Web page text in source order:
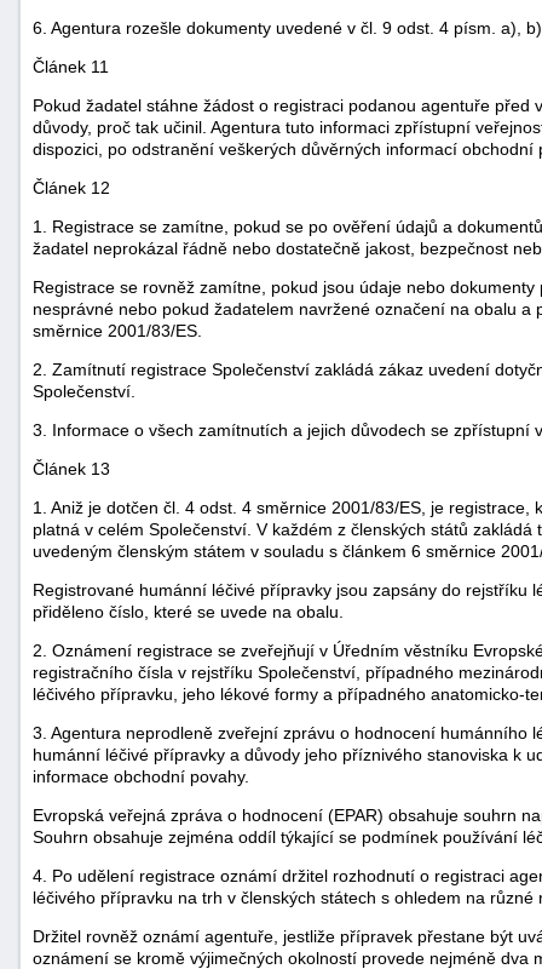
6. Agentura rozešle dokumenty uvedené v čl. 9 odst. 4 písm. a),
Článek 11
Pokud žadatel stáhne žádost o registraci podanou agentuře
důvody, proč tak učinil. Agentura tuto informaci zpřístupní
dispozici, po odstranění veškerých důvěrných informací obchodní
Článek 12
1. Registrace se zamítne, pokud se po ověření údajů a
žadatel neprokázal řádně nebo dostatečně jakost, bezpečnost
Registrace se rovněž zamítne, pokud jsou údaje nebo
nesprávné nebo pokud žadatelem navržené označení na obalu
směrnice 2001/83/ES.
2. Zamítnutí registrace Společenství zakládá zákaz uvedení
Společenství.
3. Informace o všech zamítnutích a jejich důvodech se zpřístupní
Článek 13
1. Aniž je dotčen čl. 4 odst. 4 směrnice 2001/83/ES, je
platná v celém Společenství. V každém z členských států
uvedeným členským státem v souladu s článkem 6 směrnice
Registrované humánní léčivé přípravky jsou zapsány do rejstříku
přiděleno číslo, které se uvede na obalu.
2. Oznámení registrace se zveřejňují v Úředním věstníku
registračního čísla v rejstříku Společenství, případného
léčivého přípravku, jeho lékové formy a případného anatomicko-
3. Agentura neprodleně zveřejní zprávu o hodnocení humánního
humánní léčivé přípravky a důvody jeho příznivého stanoviska k
informace obchodní povahy.
Evropská veřejná zpráva o hodnocení (EPAR) obsahuje souhrn
Souhrn obsahuje zejména oddíl týkající se podmínek používání
4. Po udělení registrace oznámí držitel rozhodnutí o registraci
léčivého přípravku na trh v členských státech s ohledem na různé
Držitel rovněž oznámí agentuře, jestliže přípravek přestane být
oznámení se kromě výjimečných okolností provede nejméně